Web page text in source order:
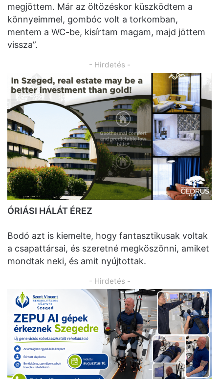
megjöttem. Már az öltözéskor küszködtem a
könnyeimmel, gombóc volt a torkomban,
mentem a WC-be, kisírtam magam, majd jöttem
vissza”.
- Hirdetés -
ÓRIÁSI HÁLÁT ÉREZ
Bodó azt is kiemelte, hogy fantasztikusak voltak
a csapattársai, és szeretné megköszönni, amiket
mondtak neki, és amit nyújtottak.
- Hirdetés -